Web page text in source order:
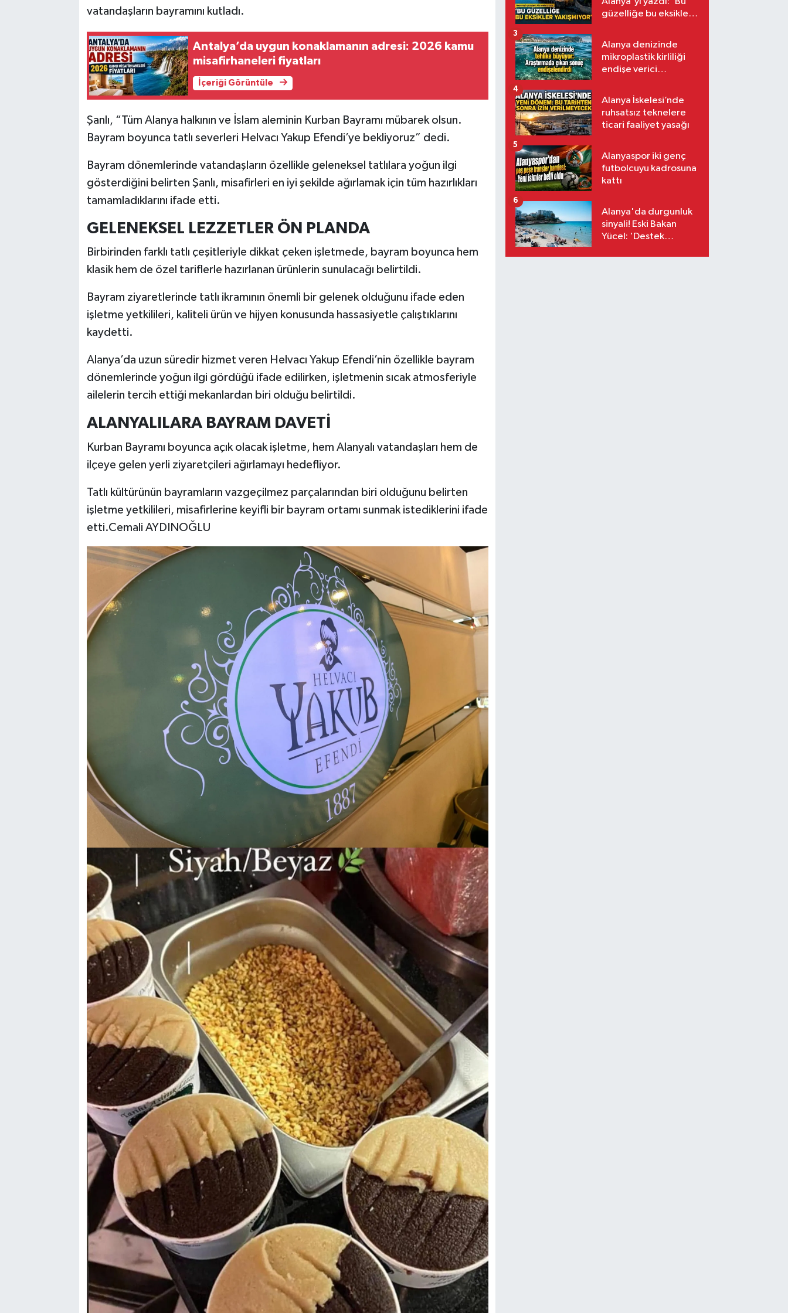
vatandaşların bayramını kutladı.
Antalya’da uygun konaklamanın adresi: 2026 kamu
misafirhaneleri fiyatları
İçeriği Görüntüle
Şanlı, “Tüm Alanya halkının ve İslam aleminin Kurban Bayramı mübarek olsun.
Bayram boyunca tatlı severleri Helvacı Yakup Efendi’ye bekliyoruz” dedi.
Bayram dönemlerinde vatandaşların özellikle geleneksel tatlılara yoğun ilgi
gösterdiğini belirten Şanlı, misafirleri en iyi şekilde ağırlamak için tüm hazırlıkları
tamamladıklarını ifade etti.
GELENEKSEL LEZZETLER ÖN PLANDA
Birbirinden farklı tatlı çeşitleriyle dikkat çeken işletmede, bayram boyunca hem
klasik hem de özel tariflerle hazırlanan ürünlerin sunulacağı belirtildi.
Bayram ziyaretlerinde tatlı ikramının önemli bir gelenek olduğunu ifade eden
işletme yetkilileri, kaliteli ürün ve hijyen konusunda hassasiyetle çalıştıklarını
kaydetti.
Alanya’da uzun süredir hizmet veren Helvacı Yakup Efendi’nin özellikle bayram
dönemlerinde yoğun ilgi gördüğü ifade edilirken, işletmenin sıcak atmosferiyle
ailelerin tercih ettiği mekanlardan biri olduğu belirtildi.
ALANYALILARA BAYRAM DAVETİ
Kurban Bayramı boyunca açık olacak işletme, hem Alanyalı vatandaşları hem de
ilçeye gelen yerli ziyaretçileri ağırlamayı hedefliyor.
Tatlı kültürünün bayramların vazgeçilmez parçalarından biri olduğunu belirten
işletme yetkilileri, misafirlerine keyifli bir bayram ortamı sunmak istediklerini ifade
etti.Cemali AYDINOĞLU
güzelliğe bu eksikler
Alanya denizinde
mikroplastik kirliliği
endişe verici
3
Alanya İskelesi’nde
ruhsatsız teknelere
ticari faaliyet yasağı
4
Alanyaspor iki genç
futbolcuyu kadrosuna
kattı
5
Alanya'da durgunluk
sinyali! Eski Bakan
Yücel: 'Destek
6